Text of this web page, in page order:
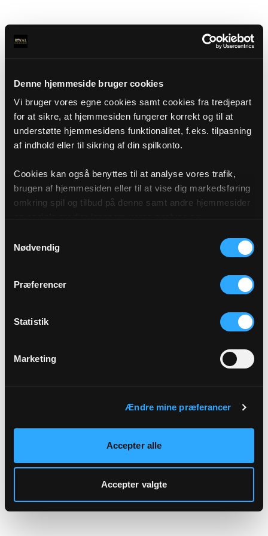
Denne hjemmeside bruger cookies
Vi bruger vores egne cookies samt cookies fra tredjepart
for at sikre, at hjemmesiden fungerer korrekt og til at
understøtte hjemmesidens funktionalitet, f.eks. tilpasning
af indhold eller til sikring af din spilkonto.
Cookies kan også benyttes til at analyse vores trafik,
brugen af hjemmesiden eller til at vise dig markedsføring
omkring spil og tilbud på denne samt andre hjemmesider
af cookies under "Detaljer" eller ved at klikke videre til
vores Cookiepolitik, som du finder i bunden af vores
Nødvendig
Præferencer
Statistik
Marketing
Ændre mine præferancer
Accepter alle
Accepter valgte